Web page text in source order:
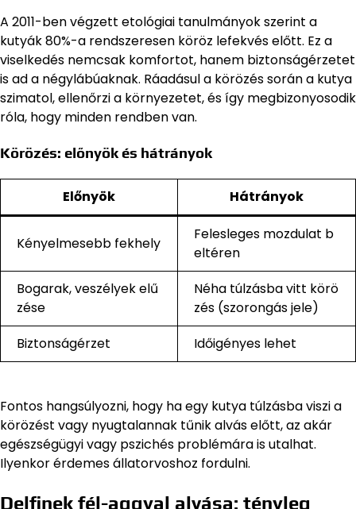
A 2011-ben végzett etológiai tanulmányok szerint a
kutyák 80%-a rendszeresen köröz lefekvés előtt. Ez a
viselkedés nemcsak komfortot, hanem biztonságérzetet
is ad a négylábúaknak. Ráadásul a körözés során a kutya
szimatol, ellenőrzi a környezetet, és így megbizonyosodik
róla, hogy minden rendben van.
Körözés: előnyök és hátrányok
Előnyök Hátrányok
Kényelmesebb fekhely
Felesleges mozdulat b
eltéren
Bogarak, veszélyek elű
zése
Néha túlzásba vitt körö
zés (szorongás jele)
Biztonságérzet
Időigényes lehet
Fontos hangsúlyozni, hogy ha egy kutya túlzásba viszi a
körözést vagy nyugtalannak tűnik alvás előtt, az akár
egészségügyi vagy pszichés problémára is utalhat.
Ilyenkor érdemes állatorvoshoz fordulni.
Delfinek fél-aggyal alvása: tényleg